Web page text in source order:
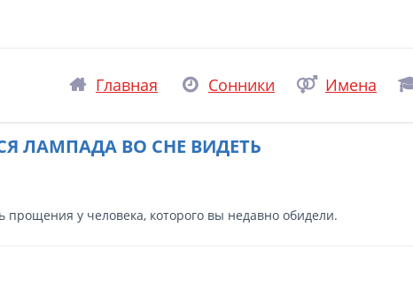
Главная Сонники Имена
ЛАМПАДА ВО СНЕ ВИДЕТЬ
прощения у человека, которого вы недавно обидели.